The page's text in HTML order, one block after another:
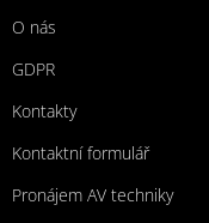
O nás
GDPR
Kontakty
Kontaktní formulář
Pronájem AV techniky